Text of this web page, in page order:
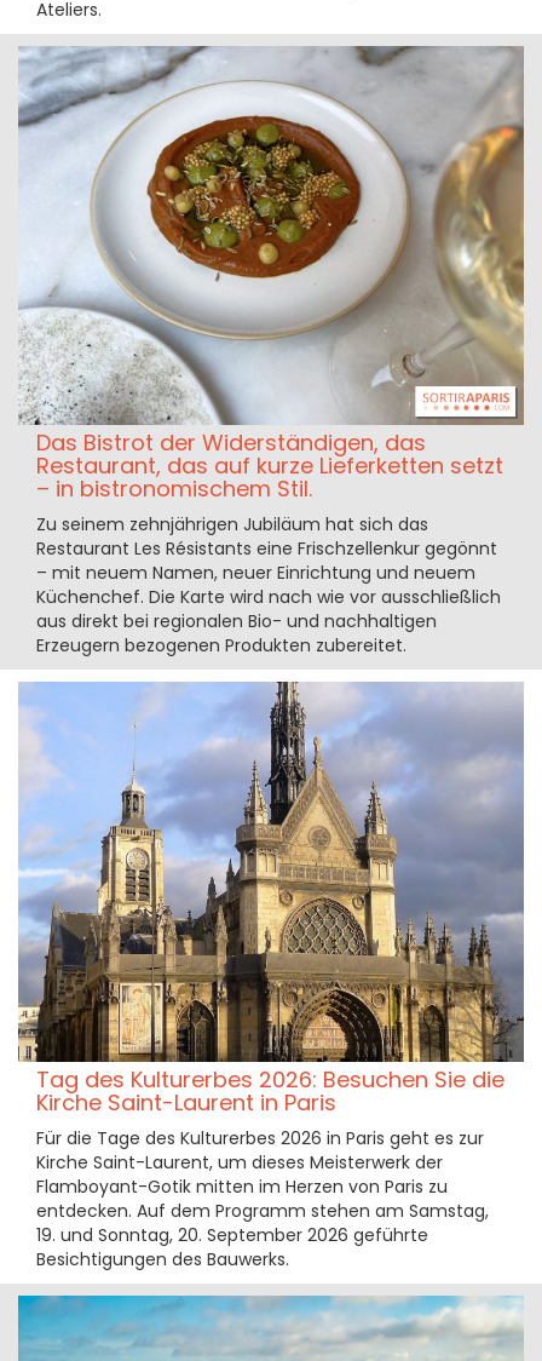
Ateliers.
Das Bistrot der Widerständigen, das
Restaurant, das auf kurze Lieferketten setzt
– in bistronomischem Stil.
Zu seinem zehnjährigen Jubiläum hat sich das
Restaurant Les Résistants eine Frischzellenkur gegönnt
– mit neuem Namen, neuer Einrichtung und neuem
Küchenchef. Die Karte wird nach wie vor ausschließlich
aus direkt bei regionalen Bio- und nachhaltigen
Erzeugern bezogenen Produkten zubereitet.
Tag des Kulturerbes 2026: Besuchen Sie die
Kirche Saint-Laurent in Paris
Für die Tage des Kulturerbes 2026 in Paris geht es zur
Kirche Saint-Laurent, um dieses Meisterwerk der
Flamboyant-Gotik mitten im Herzen von Paris zu
entdecken. Auf dem Programm stehen am Samstag,
19. und Sonntag, 20. September 2026 geführte
Besichtigungen des Bauwerks.